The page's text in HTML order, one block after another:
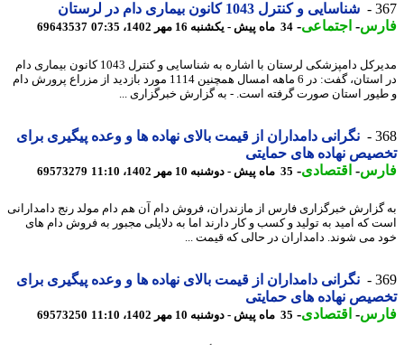
شناسایی و کنترل 1043 کانون بیماری دام در لرستان
-اجتماعی-34 ماه پیش - یکشنبه 16 مهر 1402، 07:35 69643537
مدیرکل دامپزشکی لرستان با اشاره به شناسایی و کنترل 1043 کانون بیماری دام
در استان، گفت: در 6 ماهه امسال همچنین 1114 مورد بازدید از مزراع پرورش دام
استان صورت گرفته است. - به گزارش خبرگزاری ...
نگرانی دامداران از قیمت بالای نهاده ها و وعده پیگیری برای
نهاده های حمایتی
-اقتصادی-35 ماه پیش - دوشنبه 10 مهر 1402، 11:10 69573279
خبرگزاری فارس از مازندران، فروش دام آن هم دام مولد رنج دامدارانی
که امید به تولید و کسب و کار دارند اما به دلایلی مجبور به فروش دام های
می شوند. دامداران در حالی که قیمت ...
نگرانی دامداران از قیمت بالای نهاده ها و وعده پیگیری برای
نهاده های حمایتی
-اقتصادی-35 ماه پیش - دوشنبه 10 مهر 1402، 11:10 69573250